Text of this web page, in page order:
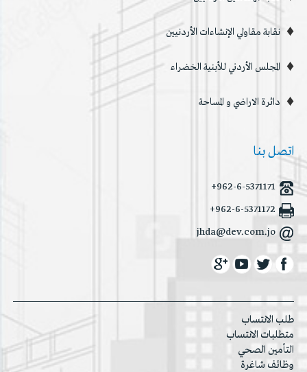
نقابة مقاولي الإنشاءات الأردنيين
المجلس الأردني للأبنية الخضراء
دائرة الاراضي و المساحة
اتصل بنا
+962-6-5371171
+962-6-5371172
jhda@dev.com.jo
طلب الانتساب
متطلبات الانتساب
التأمين الصحي
وظائف شاغرة